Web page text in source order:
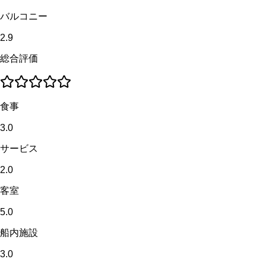
バルコニー
2.9
総合評価
食事
3.0
サービス
2.0
客室
5.0
船内施設
3.0